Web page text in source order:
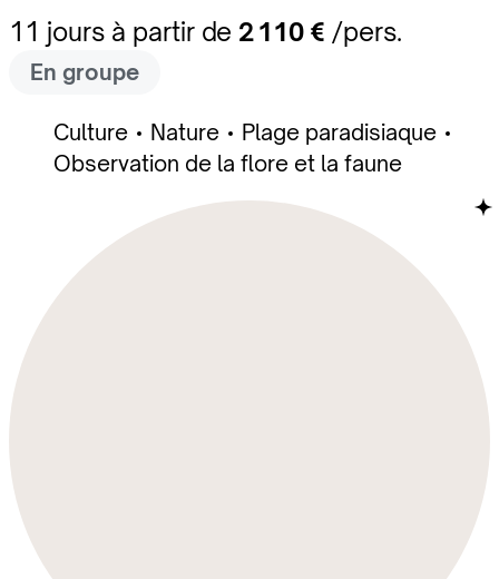
11 jours à partir de 2 110 € /pers.
En groupe
Culture Nature
Plage paradisiaque
Observation de la flore et la faune